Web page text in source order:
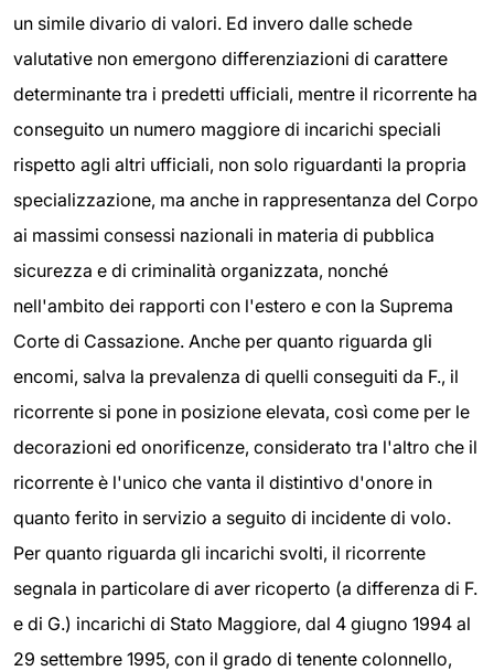
un simile divario di valori. Ed invero dalle schede
valutative non emergono differenziazioni di carattere
determinante tra i predetti ufficiali, mentre il ricorrente ha
conseguito un numero maggiore di incarichi speciali
rispetto agli altri ufficiali, non solo riguardanti la propria
specializzazione, ma anche in rappresentanza del Corpo
ai massimi consessi nazionali in materia di pubblica
sicurezza e di criminalità organizzata, nonché
nell'ambito dei rapporti con l'estero e con la Suprema
Corte di Cassazione. Anche per quanto riguarda gli
encomi, salva la prevalenza di quelli conseguiti da F., il
ricorrente si pone in posizione elevata, così come per le
decorazioni ed onorificenze, considerato tra l'altro che il
ricorrente è l'unico che vanta il distintivo d'onore in
quanto ferito in servizio a seguito di incidente di volo.
Per quanto riguarda gli incarichi svolti, il ricorrente
segnala in particolare di aver ricoperto (a differenza di F.
e di G.) incarichi di Stato Maggiore, dal 4 giugno 1994 al
29 settembre 1995, con il grado di tenente colonnello,